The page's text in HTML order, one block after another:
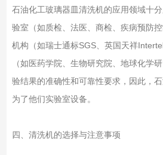
石油化工玻璃器皿清洗机的应用领域十
验室（如质检、法医、商检、疾病预防
机构（如瑞士通标SGS、英国天祥
（如医药学院、生物研究院、地球化学
验结果的准确性和可靠性要求，因此，
为了他们实验室设备。
四、清洗机的选择与注意事项